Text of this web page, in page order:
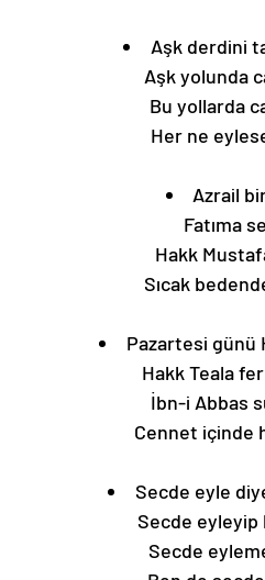
Aşk derdini
Aşk yolunda
Bu yollarda
Her ne
Azrail
Fatıma
Hakk
Sıcak
Pazartesi günü
Hakk Teala
İbn-i Abbas
Cennet içinde
Secde eyle
Secde eyleyip
Secde